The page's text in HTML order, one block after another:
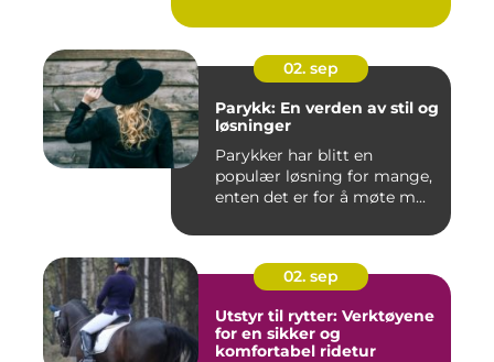
02. sep
Parykk: En verden av stil og
løsninger
Parykker har blitt en
populær løsning for mange,
enten det er for å møte m...
02. sep
Utstyr til rytter: Verktøyene
for en sikker og
komfortabel ridetur